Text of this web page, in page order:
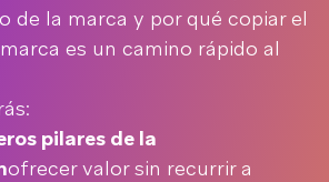
de la marca y por qué copiar el
es un camino rápido al
pilares de la
ofrecer valor sin recurrir a